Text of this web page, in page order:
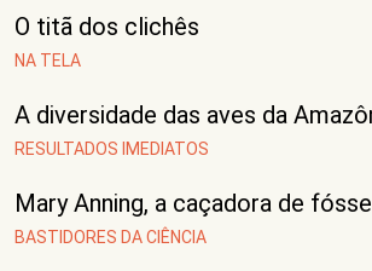
O titã dos clichês
NA TELA
A diversidade das aves da
RESULTADOS IMEDIATOS
Mary Anning, a caçadora de
BASTIDORES DA CIÊNCIA